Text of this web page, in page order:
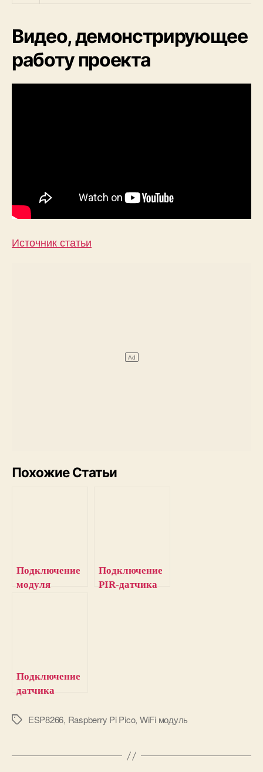
Видео, демонстрирующее
работу проекта
Источник статьи
Похожие Статьи
Подключение
модуля
Подключение
PIR-датчика
Подключение
датчика
DS18B20 к
М
к
ESP8266, Raspberry Pi Pico, WiFi модуль